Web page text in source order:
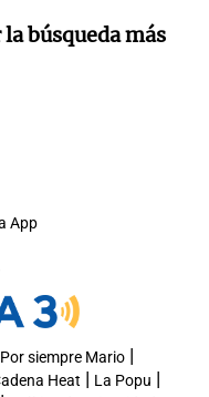
búsqueda más
App
Por siempre Mario|
Heat | La Popu |